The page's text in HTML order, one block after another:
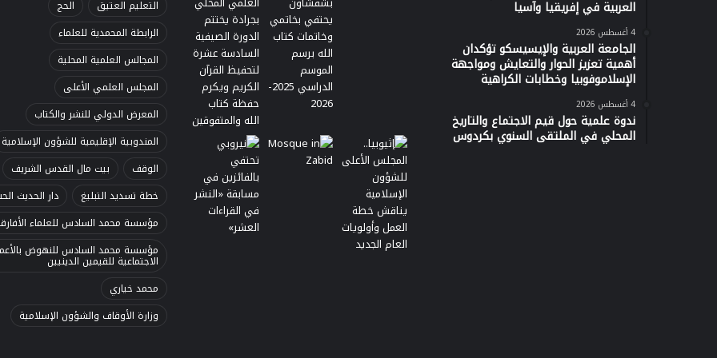
العربية في إفريقيا وآسيا
4 أغسطس 2026
الجامعة العربية والإيسيسكو تؤكدان
أهمية تعزيز الحوار والتعايش ومواجهة
الإسلاموفوبيا وخطابات الكراهية
4 أغسطس 2026
ندوة علمية حول قيم الاجتماع والتاريخ
المحلي في الملتقى السنوي بكردوس
التعليم العتيق
الحج
الرابطة المحمدية للعلماء
المجالس العلمية المحلية
المجلس العلمي الأعلى
المعرض الدولي للنشر والكتاب
المندوبية الإقليمية للشؤون الإسلامية
الوقف
بيت مال القدس الشريف
خطة تسديد التبليغ
دار الحديث
مؤسسة محمد السادس للعلماء
مؤسسة محمد السادس للنهوض
الاجتماعية للقيمين الدينيين
محمد خياري
وزارة الأوقاف والشؤون الإسلامية